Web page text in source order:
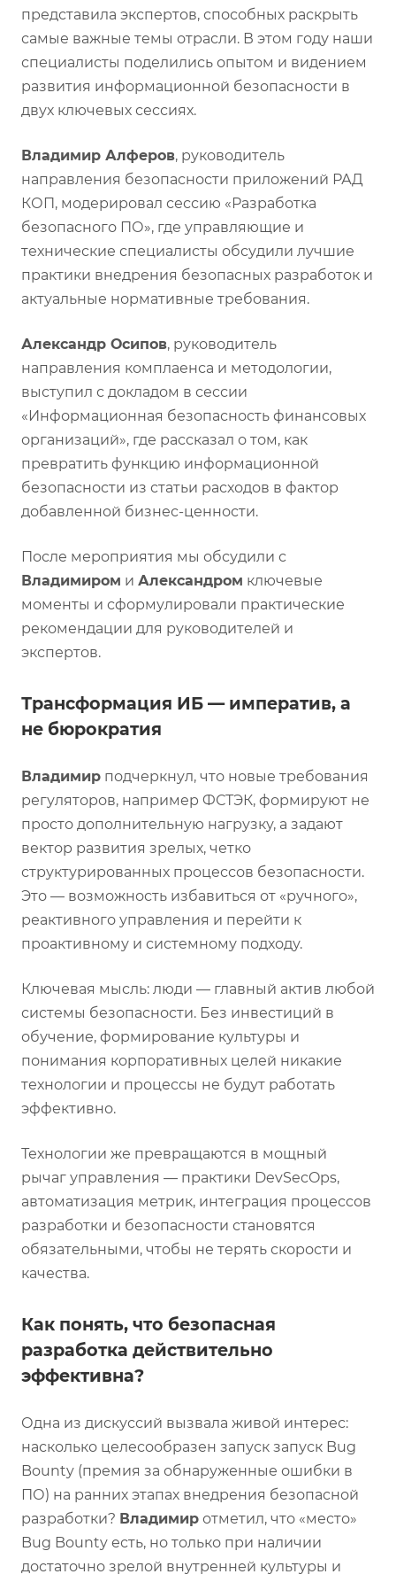
представила экспертов, способных раскрыть
самые важные темы отрасли. В этом году наши
специалисты поделились опытом и видением
развития информационной безопасности в
двух ключевых сессиях.
Владимир Алферов, руководитель
направления безопасности приложений РАД
КОП, модерировал сессию «Разработка
безопасного ПО», где управляющие и
технические специалисты обсудили лучшие
практики внедрения безопасных разработок и
актуальные нормативные требования.
Александр Осипов, руководитель
направления комплаенса и методологии,
выступил с докладом в сессии
«Информационная безопасность финансовых
организаций», где рассказал о том, как
превратить функцию информационной
безопасности из статьи расходов в фактор
добавленной бизнес-ценности.
После мероприятия мы обсудили с
Владимиром и Александром ключевые
моменты и сформулировали практические
рекомендации для руководителей и
экспертов.
Трансформация ИБ — императив, а
не бюрократия
Владимир подчеркнул, что новые требования
регуляторов, например ФСТЭК, формируют не
просто дополнительную нагрузку, а задают
вектор развития зрелых, четко
структурированных процессов безопасности.
Это — возможность избавиться от «ручного»,
реактивного управления и перейти к
проактивному и системному подходу.
Ключевая мысль: люди — главный актив любой
системы безопасности. Без инвестиций в
обучение, формирование культуры и
понимания корпоративных целей никакие
технологии и процессы не будут работать
эффективно.
Технологии же превращаются в мощный
рычаг управления — практики DevSecOps,
автоматизация метрик, интеграция процессов
разработки и безопасности становятся
обязательными, чтобы не терять скорости и
качества.
Как понять, что безопасная
разработка действительно
эффективна?
Одна из дискуссий вызвала живой интерес:
насколько целесообразен запуск запуск Bug
Bounty (премия за обнаруженные ошибки в
ПО) на ранних этапах внедрения безопасной
разработки? Владимир отметил, что «место»
Bug Bounty есть, но только при наличии
достаточно зрелой внутренней культуры и